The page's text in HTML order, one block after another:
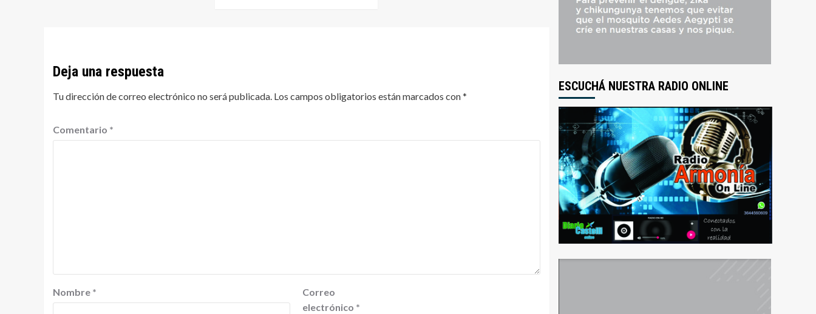
Deja una respuesta
Tu dirección de correo electrónico no será publicada. Los campos obligatorios están marcados con*
Comentario *
Nombre *
Correo
electrónico *
ESCUCHÁ NUESTRA RADIO ONLINE